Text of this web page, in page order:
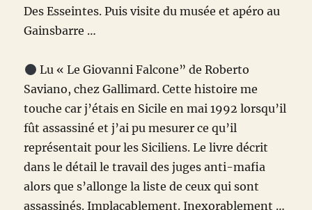
Des Esseintes. Puis visite du musée et apéro au
Gainsbarre …
Lu « Le Giovanni Falcone” de Roberto
Saviano, chez Gallimard. Cette histoire me
touche car j’étais en Sicile en mai 1992 lorsqu’il
fût assassiné et j’ai pu mesurer ce qu’il
représentait pour les Siciliens. Le livre décrit
dans le détail le travail des juges anti-mafia
alors que s’allonge la liste de ceux qui sont
assassinés. Implacablement. Inexorablement …